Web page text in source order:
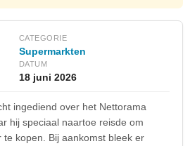
CATEGORIE
Supermarkten
DATUM
18 juni 2026
ingediend over het Nettorama
hij speciaal naartoe reisde om
kopen. Bij aankomst bleek er